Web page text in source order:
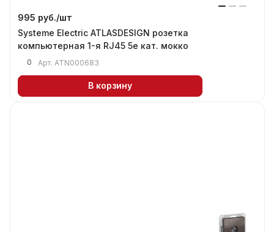
995 руб./шт
Systeme Electric ATLASDESIGN розетка
компьютерная 1-я RJ45 5е кат. мокко
0 Арт. ATN000683
В корзину